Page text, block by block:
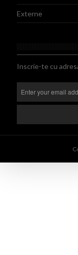
Externe
Inscrie-te cu